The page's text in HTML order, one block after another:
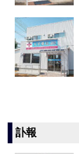
訃報